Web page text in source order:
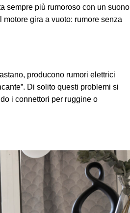
sempre più rumoroso con un suono
gira a vuoto: rumore senza
producono rumori elettrici
Di solito questi problemi si
i connettori per ruggine o